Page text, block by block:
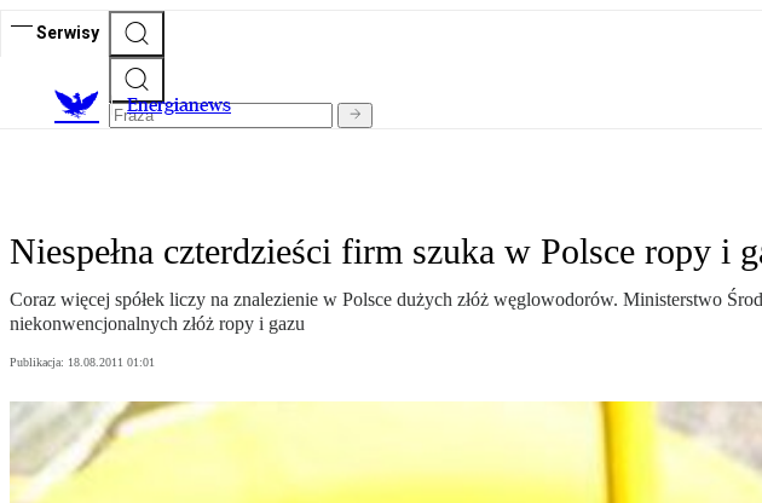
Serwisy
Energianews
Niespełna czterdzieści firm szuka w Polsce ropy i
Coraz więcej spółek liczy na znalezienie w Polsce dużych złóż węglowodorów. Ministerstwo
niekonwencjonalnych złóż ropy i gazu
Publikacja: 18.08.2011 01:01